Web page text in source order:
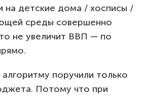
на детские дома / хосписы /
среды совершенно
не увеличит ВВП — по
поручили только
Потому что при